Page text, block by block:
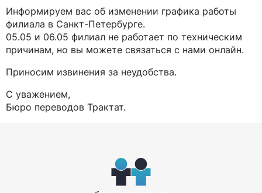
Информируем вас об изменении графика работы
филиала в Санкт-Петербурге.
05.05 и 06.05 филиал не работает по техническим
причинам, но вы можете связаться с нами онлайн.
Приносим извинения за неудобства.
С уважением,
Бюро переводов Трактат.